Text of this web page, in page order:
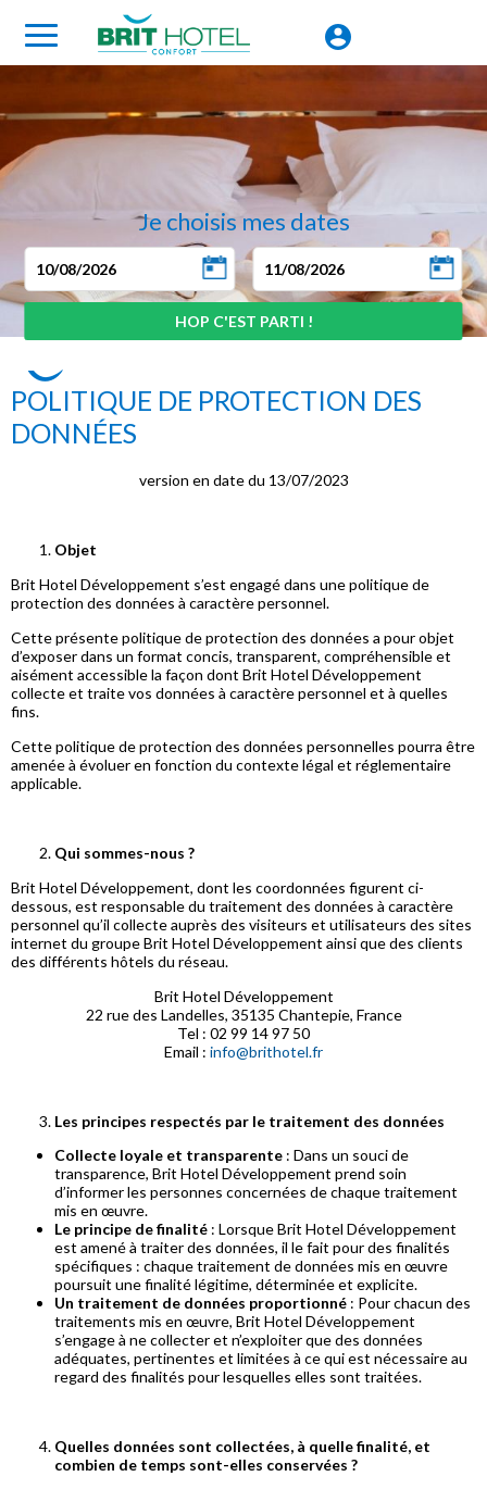
Je choisis mes dates
POLITIQUE DE PROTECTION DES
DONNÉES
version en date du 13/07/2023
Objet
Brit Hotel Développement s’est engagé dans une politique de
protection des données à caractère personnel.
Cette présente politique de protection des données a pour objet
d’exposer dans un format concis, transparent, compréhensible et
aisément accessible la façon dont Brit Hotel Développement
collecte et traite vos données à caractère personnel et à quelles
fins.
Cette politique de protection des données personnelles pourra être
amenée à évoluer en fonction du contexte légal et réglementaire
applicable.
Qui sommes-nous ?
Brit Hotel Développement, dont les coordonnées figurent ci-
dessous, est responsable du traitement des données à caractère
personnel qu’il collecte auprès des visiteurs et utilisateurs des sites
internet du groupe Brit Hotel Développement ainsi que des clients
des différents hôtels du réseau.
Brit Hotel Développement
22 rue des Landelles, 35135 Chantepie, France
Tel : 02 99 14 97 50
Email : info@brithotel.fr
Les principes respectés par le traitement des données
Collecte loyale et transparente : Dans un souci de
transparence, Brit Hotel Développement prend soin
d’informer les personnes concernées de chaque traitement
mis en œuvre.
Le principe de finalité : Lorsque Brit Hotel Développement
est amené à traiter des données, il le fait pour des finalités
spécifiques : chaque traitement de données mis en œuvre
poursuit une finalité légitime, déterminée et explicite.
Un traitement de données proportionné : Pour chacun des
traitements mis en œuvre, Brit Hotel Développement
s’engage à ne collecter et n’exploiter que des données
adéquates, pertinentes et limitées à ce qui est nécessaire au
regard des finalités pour lesquelles elles sont traitées.
Quelles données sont collectées, à quelle finalité, et
combien de temps sont-elles conservées ?